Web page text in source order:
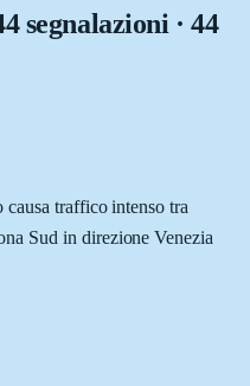
segnalazioni · 44
traffico intenso tra
Sud in direzione Venezia